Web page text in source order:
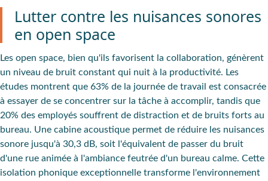
Lutter contre les nuisances sonores
en open space
Les open space, bien qu'ils favorisent la collaboration, génèrent
un niveau de bruit constant qui nuit à la productivité. Les
études montrent que 63% de la journée de travail est consacrée
à essayer de se concentrer sur la tâche à accomplir, tandis que
20% des employés souffrent de distraction et de bruits forts au
bureau. Une cabine acoustique permet de réduire les nuisances
sonore jusqu'à 30,3 dB, soit l'équivalent de passer du bruit
d'une rue animée à l'ambiance feutrée d'un bureau calme. Cette
isolation phonique exceptionnelle transforme l'environnement